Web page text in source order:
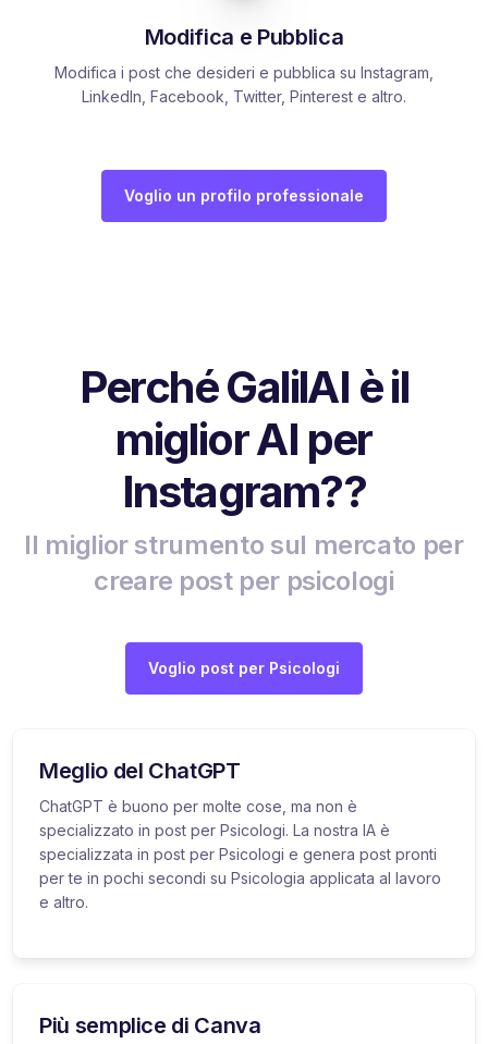
Modifica e Pubblica
Modifica i post che desideri e pubblica su Instagram,
LinkedIn, Facebook, Twitter, Pinterest e altro.
Voglio un profilo professionale
Perché GalilAI è il
miglior AI per
Instagram??
Il miglior strumento sul mercato per
creare post per psicologi
Voglio post per Psicologi
Meglio del ChatGPT
ChatGPT è buono per molte cose, ma non è
specializzato in post per Psicologi. La nostra IA è
specializzata in post per Psicologi e genera post pronti
per te in pochi secondi su Psicologia applicata al lavoro
e altro.
Più semplice di Canva